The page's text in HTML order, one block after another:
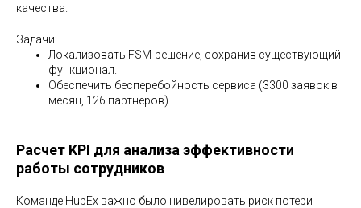
качества.
Задачи:
Локализовать FSM-решение, сохранив существующий
функционал.
Обеспечить бесперебойность сервиса (3300 заявок в
месяц, 126 партнеров).
Расчет KPI для анализа эффективности
работы сотрудников
Команде HubEx важно было нивелировать риск потери